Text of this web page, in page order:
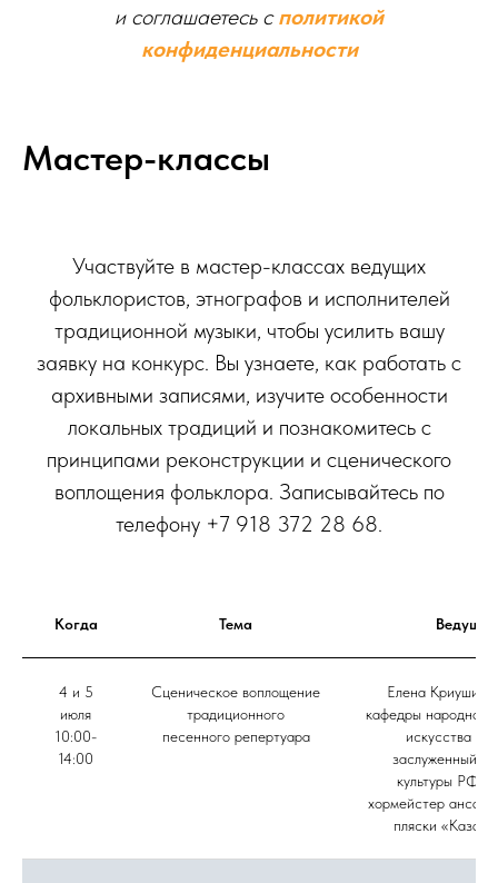
и соглашаетесь c политикой
конфиденциальности
Мастер-классы
Участвуйте в мастер-классах ведущих
фольклористов, этнографов и исполнителей
традиционной музыки, чтобы усилить вашу
заявку на конкурс. Вы узнаете, как работать с
архивными записями, изучите особенности
локальных традиций и познакомитесь с
принципами реконструкции и сценического
воплощения фольклора. Записывайтесь по
телефону +7 918 372 28 68.
Когда Тема Ведущие
4 и 5
июля
10:00-
14:00
Сценическое воплощение
традиционного
песенного репертуара
Елена
кафедры народного
искусства
заслуженный
культуры РФ,
хормейстер
пляски